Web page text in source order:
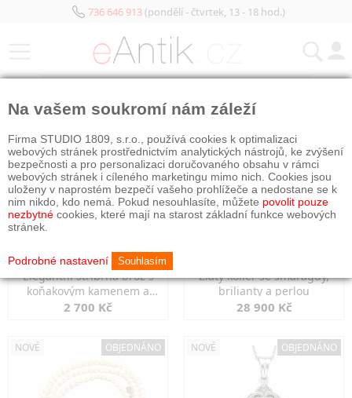
736 646 913(pondělí - čtvrtek, 13 - 18 hod.)
Elegantní stříbrná brož s
koňakovým kamenem a
markazity
2 700 Kč
Zlatý kolier se smaragdy,
brilianty a perlou
28 900 Kč
NOVÉ OBJEDNÁNO NOVÉ OBJEDNÁNO
Na vašem soukromí nám záleží
Firma STUDIO 1809, s.r.o., používá cookies k optimalizaci
webových stránek prostřednictvím analytických nástrojů, ke zvýšení
bezpečnosti a pro personalizaci doručovaného obsahu v rámci
webových stránek i cíleného marketingu mimo nich. Cookies jsou
uloženy v naprostém bezpečí vašeho prohlížeče a nedostane se k
nim nikdo, kdo nemá. Pokud nesouhlasíte, můžete povolit pouze
nezbytné cookies, které mají na starost základní funkce webových
stránek.
Podrobné nastavení Souhlasím